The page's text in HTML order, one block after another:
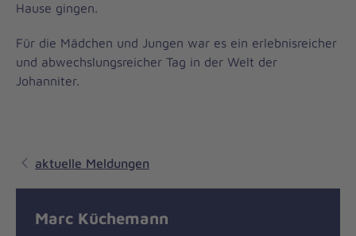
Hause gingen.
Für die Mädchen und Jungen war es ein erlebnisreicher
und abwechslungsreicher Tag in der Welt der
Johanniter.
aktuelle Meldungen
Marc Küchemann